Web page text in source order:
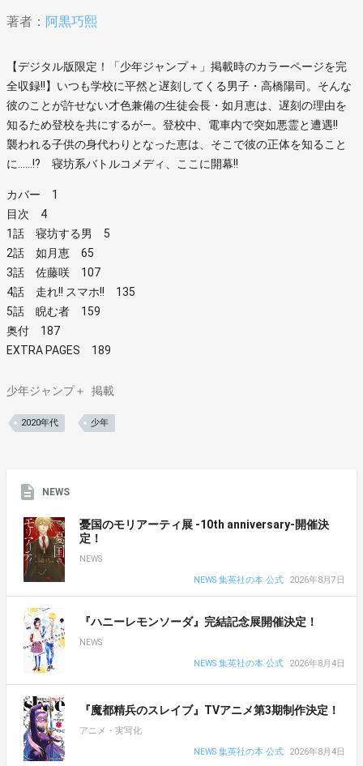
著者： 阿黒巧熙
【デジタル版限定！「少年ジャンプ＋」掲載時のカラーページを完
全収録!!】いつも学校に平然と遅刻してくる男子・高橋陽司。そんな
彼のことが許せない才色兼備の生徒会長・如月恵は、遅刻の理由を
知るため登校を共にするが―。登校中、電車内で突如悪霊と遭遇!!
襲われる子供の身代わりとなった恵は、そこで彼の正体を知ること
に……!? 寝坊系バトルコメディ、ここに開幕!!
カバー 1
目次 4
1話 寝坊する男 5
2話 如月恵 65
3話 佐藤咲 107
4話 走れ!! スマホ!! 135
5話 睨む者 159
奥付 187
EXTRA PAGES 189
少年ジャンプ＋ 掲載
2020年代 少年
NEWS
憂国のモリアーティ展 -10th anniversary-開催決
定！
NEWS
NEWS 集英社の本 公式
2026年8月7日
『ハニーレモンソーダ』完結記念展開催決定！
NEWS
NEWS 集英社の本 公式
2026年8月4日
『魔都精兵のスレイブ』TVアニメ第3期制作決定！
アニメ・実写化
NEWS 集英社の本 公式
2026年8月4日